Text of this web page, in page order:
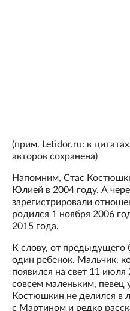
(прим. Letidor.ru: в
авторов сохранена)
Напомним, Стас
Юлией в 2004 году. А
зарегистрировали
родился 1 ноября 2006
2015 года.
К слову, от предыдущего
один ребенок. Мальчик,
появился на свет 11
совсем маленьким, певец
Костюшкин не делился в
с Мартином и редко